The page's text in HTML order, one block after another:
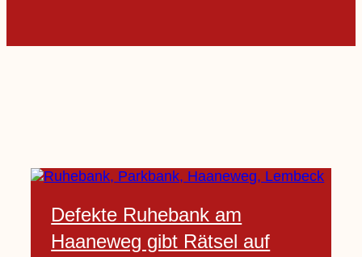
Defekte Ruhebank am
Haaneweg gibt Rätsel auf